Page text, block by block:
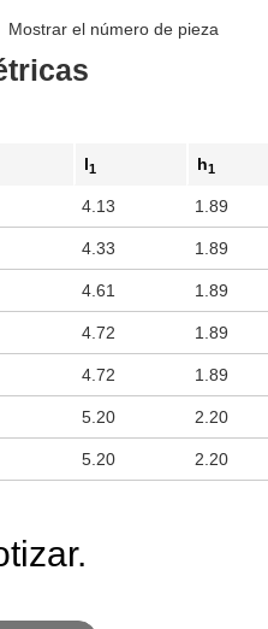
Mostrar el número de pieza
l1 h1
4.13 1.89
4.33 1.89
4.61 1.89
4.72 1.89
4.72 1.89
5.20 2.20
5.20 2.20